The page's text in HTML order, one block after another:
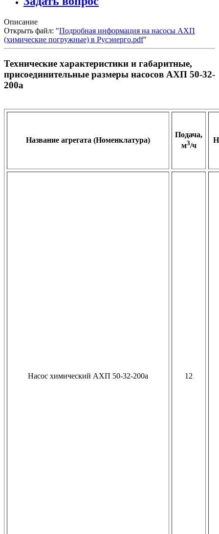
Описание
Открыть файл: "Подробная информация на насосы АХП
(химические погружные) в Русэнерго.pdf"
Технические характеристики и габаритные,
присоединительные размеры насосов АХП 50-32-
200а
Название агрегата (Номенклатура)
Подача,
м3/ч
Насос химический АХП 50-32-200а 12